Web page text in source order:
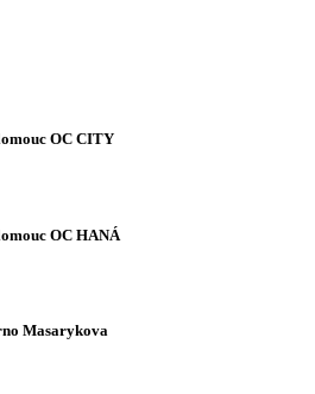
OC CITY
OC HANÁ
Masarykova